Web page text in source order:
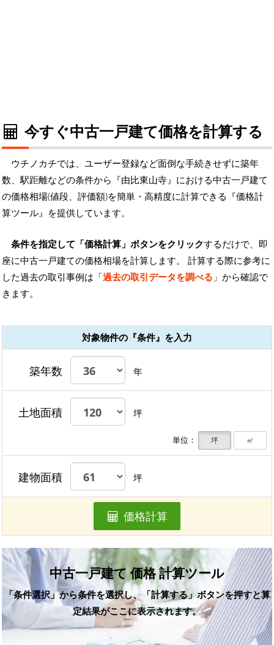
今すぐ中古一戸建て価格を計算する
ウチノカチでは、ユーザー登録など面倒な手続きせずに築年
数、駅距離などの条件から『由比東山寺』における中古一戸建て
の価格相場(値段、評価額)を簡単・高精度に計算できる『価格計
算ツール』を提供しています。
条件を指定して「価格計算」ボタンをクリックするだけで、即
座に中古一戸建ての価格相場を計算します。 計算する際に参考に
した過去の取引事例は「過去の取引データを調べる 」から確認で
きます。
対象物件の『条件』を入力
築年数 年
土地面積 坪
単位： 坪 ㎡
建物面積 坪
価格計算
中古一戸建て 価格 計算ツール
「条件選択」から条件を選択し、「計算する」ボタンを押すと算
定結果がここに表示されます。